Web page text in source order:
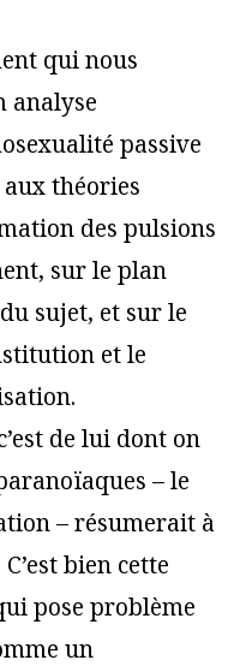
qui nous
analyse
passive
aux théories
des pulsions
sur le plan
sujet, et sur le
et le
de lui dont on
– le
– résumerait à
bien cette
pose problème
un